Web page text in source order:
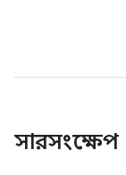
সারসংক্ষেপ